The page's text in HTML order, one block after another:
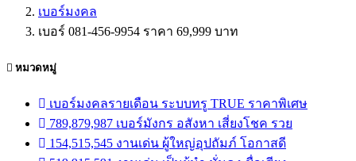
เบอร์มงคล
เบอร์ 081-456-9954 ราคา 69,999 บาท
หมวดหมู่
เบอร์มงคลรายเดือน ระบบทรู TRUE ราคาพิเศษ
789,879,987 เบอร์มังกร อสังหา เสี่ยงโชค รวย
154,515,545 งานเด่น ผู้ใหญ่อุปถัมภ์ โอกาสดี